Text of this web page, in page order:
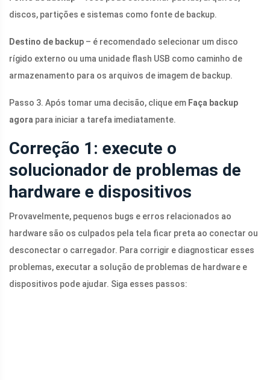
discos, partições e sistemas como fonte de backup.
Destino de backup – é recomendado selecionar um disco
rígido externo ou uma unidade flash USB como caminho de
armazenamento para os arquivos de imagem de backup.
Passo 3. Após tomar uma decisão, clique em Faça backup
agora para iniciar a tarefa imediatamente.
Correção 1: execute o
solucionador de problemas de
hardware e dispositivos
Provavelmente, pequenos bugs e erros relacionados ao
hardware são os culpados pela tela ficar preta ao conectar ou
desconectar o carregador. Para corrigir e diagnosticar esses
problemas, executar a solução de problemas de hardware e
dispositivos pode ajudar. Siga esses passos: